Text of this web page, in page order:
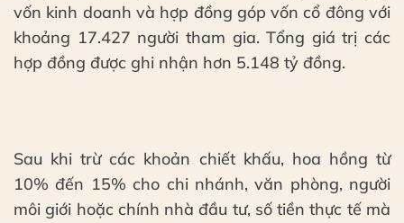
vốn kinh doanh và hợp đồng góp vốn cổ đông với
khoảng 17.427 người tham gia. Tổng giá trị các
hợp đồng được ghi nhận hơn 5.148 tỷ đồng.
Sau khi trừ các khoản chiết khấu, hoa hồng từ
10% đến 15% cho chi nhánh, văn phòng, người
môi giới hoặc chính nhà đầu tư, số tiền thực tế mà